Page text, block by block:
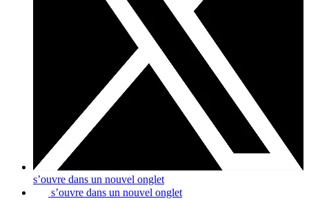
s’ouvre dans un nouvel onglet
s’ouvre dans un nouvel onglet